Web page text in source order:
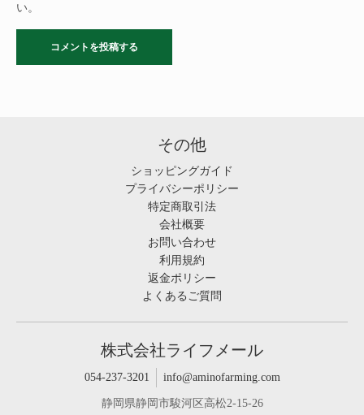
い。
その他
ショッピングガイド
プライバシーポリシー
特定商取引法
会社概要
お問い合わせ
利用規約
返金ポリシー
よくあるご質問
株式会社ライフメール
054-237-3201 info@aminofarming.com
静岡県静岡市駿河区高松2-15-26